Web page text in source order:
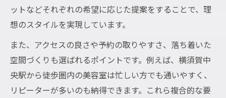
ットなどそれぞれの希望に応じた提案をすることで、理
想のスタイルを実現しています。
また、アクセスの良さや予約の取りやすさ、落ち着いた
空間づくりも選ばれるポイントです。例えば、横須賀中
央駅から徒歩圏内の美容室は忙しい方でも通いやすく、
リピーターが多いのも納得できます。これら複合的な要